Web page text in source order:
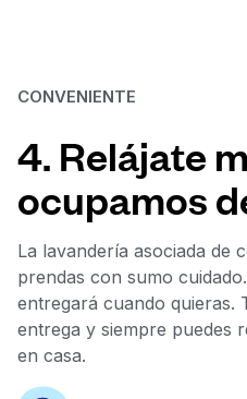
CONVENIENTE
4. Relájate
ocupamos
La lavandería asociada de
prendas con sumo
entregará cuando quieras.
entrega y siempre puedes
en casa.